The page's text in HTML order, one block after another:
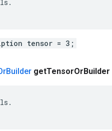
tensor = 3;
Builder getTensorOrBuilder